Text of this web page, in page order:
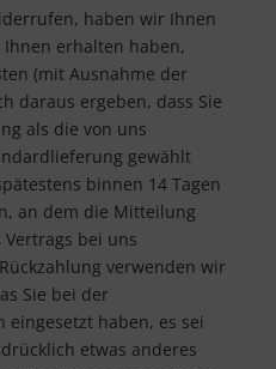
haben wir Ihnen
erhalten haben,
(mit Ausnahme der
daraus ergeben, dass Sie
als die von uns
gewählt
binnen 14 Tagen
an dem die Mitteilung
bei uns
verwenden wir
Sie bei der
haben, es sei
etwas anderes